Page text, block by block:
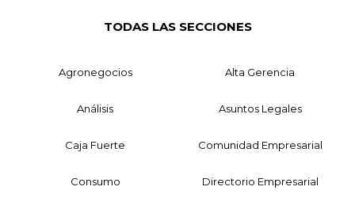
TODAS LAS SECCIONES
Agronegocios Alta Gerencia
Análisis Asuntos Legales
Caja Fuerte Comunidad Empresarial
Consumo Directorio Empresarial